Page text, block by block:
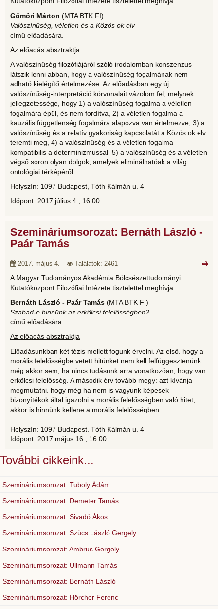
Gömöri Márton (MTA BTK FI)
Valószínűség, véletlen és a Közös ok elv
című előadására.
Az előadás absztraktja
A valószínűség filozófiájáról szóló irodalomban konszenzus
látszik lenni abban, hogy a valószínűség fogalmának nem
adható kielégítő értelmezése. Az előadásban egy új
valószínűség-interpretáció körvonalait vázolom fel, melynek
jellegzetessége, hogy 1) a valószínűség fogalma a véletlen
fogalmára épül, és nem fordítva, 2) a véletlen fogalma a
kauzális függetlenség fogalmára alapozva van értelmezve, 3) a
valószínűség és a relatív gyakoriság kapcsolatát a Közös ok elv
teremti meg, 4) a valószínűség és a véletlen fogalma
kompatibilis a determinizmussal, 5) a valószínűség és a véletlen
végső soron olyan dolgok, amelyek eliminálhatóak a világ
ontológiai térképéről.
Helyszín: 1097 Budapest, Tóth Kálmán u. 4.
Időpont: 2017 július 4., 16:00.
Szemináriumsorozat: Bernáth László -
Paár Tamás
2017. május 4. Találatok: 2461
A Magyar Tudományos Akadémia Bölcsészettudományi
Kutatóközpont Filozófiai Intézete tisztelettel meghívja
Bernáth László - Paár Tamás (MTA BTK FI)
Szabad-e hinnünk az erkölcsi felelősségben?
című előadására.
Az előadás absztraktja
Előadásunkban két tézis mellett fogunk érvelni. Az első, hogy a
morális felelősségbe vetett hitünket nem kell felfüggesztenünk
még akkor sem, ha nincs tudásunk arra vonatkozóan, hogy van
erkölcsi felelősség. A második érv tovább megy: azt kívánja
megmutatni, hogy még ha nem is vagyunk képesek
bizonyítékok által igazolni a morális felelősségben való hitet,
akkor is hinnünk kellene a morális felelősségben.
Helyszín: 1097 Budapest, Tóth Kálmán u. 4.
Időpont: 2017 május 16., 16:00.
További cikkeink...
Szemináriumsorozat: Tuboly Ádám
Szemináriumsorozat: Demeter Tamás
Szemináriumsorozat: Sivadó Ákos
Szemináriumsorozat: Szücs László Gergely
Szemináriumsorozat: Ambrus Gergely
Szemináriumsorozat: Ullmann Tamás
Szemináriumsorozat: Bernáth László
Szemináriumsorozat: Hörcher Ferenc